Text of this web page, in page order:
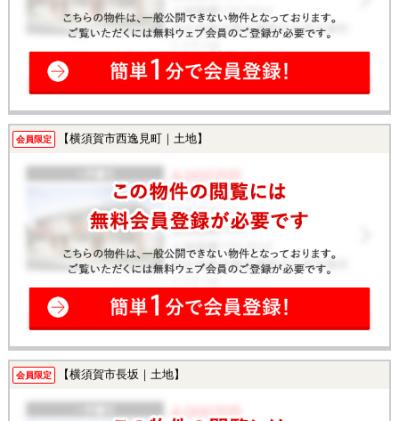
会員限定 【横須賀市西逸見町｜土地】
会員限定 【横須賀市長坂｜土地】